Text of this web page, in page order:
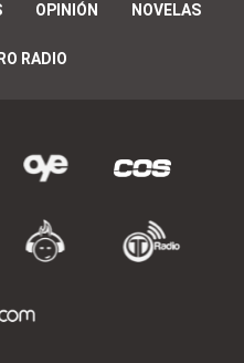
OPINIÓN NOVELAS
RADIO